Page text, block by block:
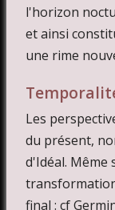
l'horizon
et ainsi
une rime
Les
du présent,
d'Idéal. Même
final : cf